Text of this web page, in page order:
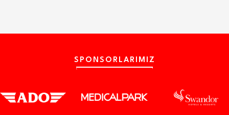
SPONSORLARIMIZ